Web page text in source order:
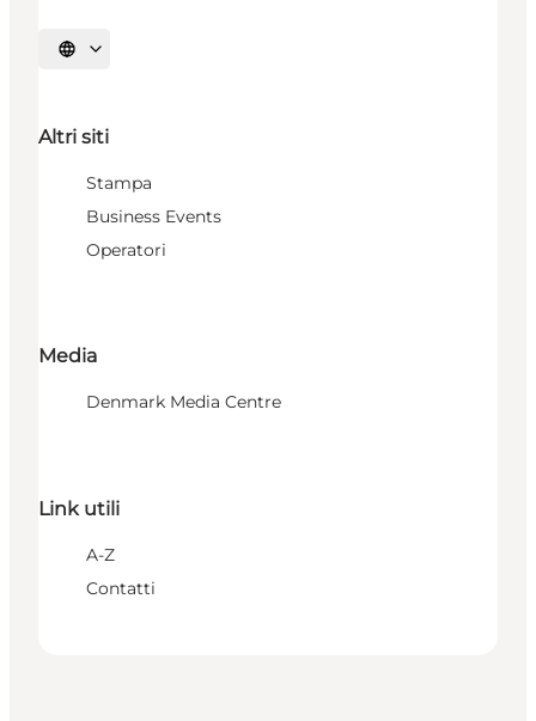
Seleziona la lingua
Altri siti
Stampa
Business Events
Operatori
Media
Denmark Media Centre
Link utili
A-Z
Contatti